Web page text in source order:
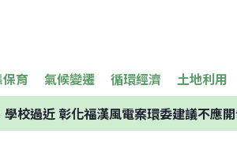
育 氣候變遷 循環經濟 土地利用
校過近 彰化福漢風電案環委建議不應